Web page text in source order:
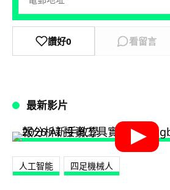
讚好0 看留言
最新影片
人工智能 四足機械人